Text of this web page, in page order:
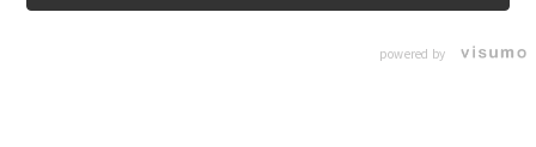
powered by